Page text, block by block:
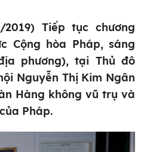
Tiếp tục chương
Cộng hòa Pháp, sáng
phương), tại Thủ đô
Nguyễn Thị Kim Ngân
Hàng không vũ trụ và
Pháp.